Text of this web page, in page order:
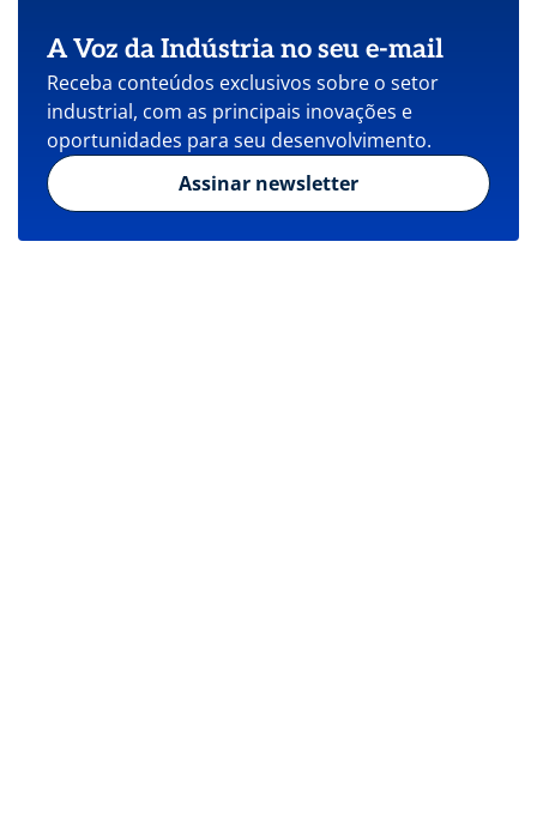
A Voz da Indústria no seu e-mail
Receba conteúdos exclusivos sobre o setor
industrial, com as principais inovações e
oportunidades para seu desenvolvimento.
Assinar newsletter